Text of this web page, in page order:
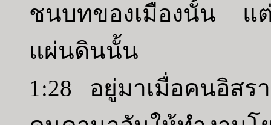
ชนบทของเมืองนั้น แ
แผ่นดินนั้น
1:28 อยู่มาเมื่อคนอิสร